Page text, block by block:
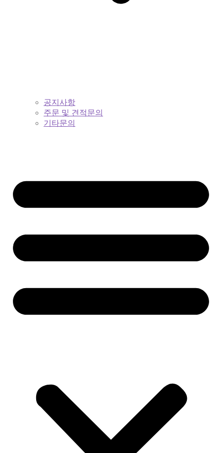
공지사항
주문 및 견적문의
기타문의